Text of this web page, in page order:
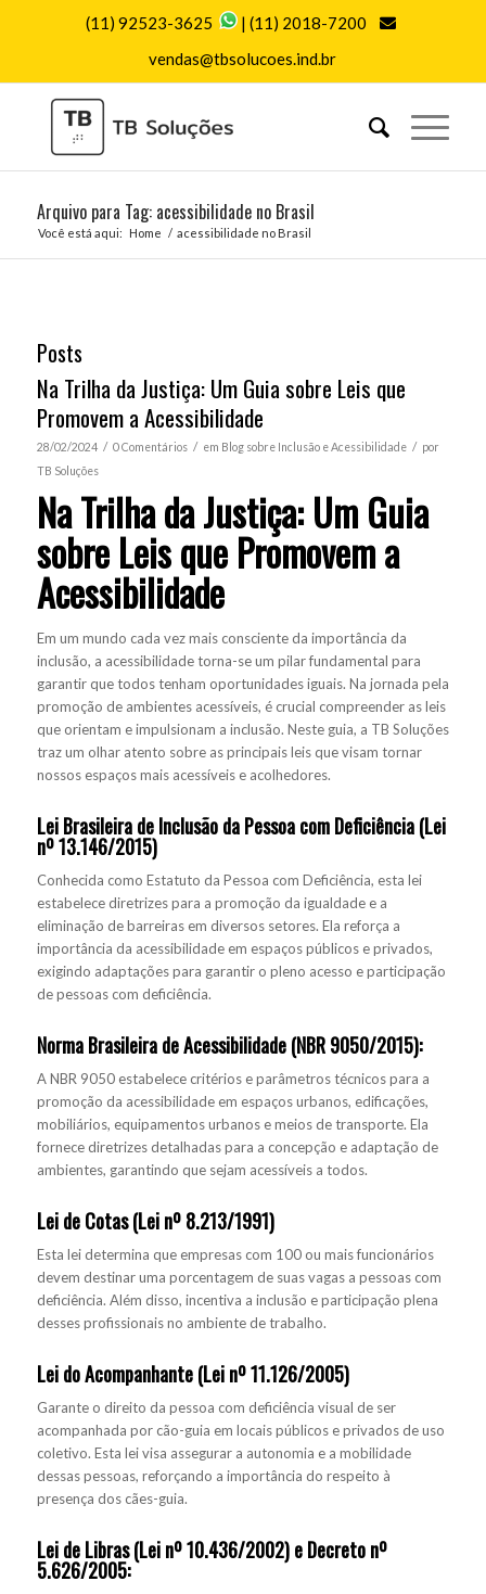
(11) 92523-3625 |(11) 2018-7200
vendas@tbsolucoes.ind.br
Arquivo para Tag: acessibilidade no Brasil
Você está aqui: Home / acessibilidade no Brasil
Posts
Na Trilha da Justiça: Um Guia sobre Leis que
Promovem a Acessibilidade
28/02/2024 / 0 Comentários / em Blog sobre Inclusão e Acessibilidade / por
TB Soluções
Na Trilha da Justiça: Um Guia
sobre Leis que Promovem a
Acessibilidade
Em um mundo cada vez mais consciente da importância da
inclusão, a acessibilidade torna-se um pilar fundamental para
garantir que todos tenham oportunidades iguais. Na jornada pela
promoção de ambientes acessíveis, é crucial compreender as leis
que orientam e impulsionam a inclusão. Neste guia, a TB Soluções
traz um olhar atento sobre as principais leis que visam tornar
nossos espaços mais acessíveis e acolhedores.
Lei Brasileira de Inclusão da Pessoa com Deficiência (Lei
nº 13.146/2015)
Conhecida como Estatuto da Pessoa com Deficiência, esta lei
estabelece diretrizes para a promoção da igualdade e a
eliminação de barreiras em diversos setores. Ela reforça a
importância da acessibilidade em espaços públicos e privados,
exigindo adaptações para garantir o pleno acesso e participação
de pessoas com deficiência.
Norma Brasileira de Acessibilidade (NBR 9050/2015):
A NBR 9050 estabelece critérios e parâmetros técnicos para a
promoção da acessibilidade em espaços urbanos, edificações,
mobiliários, equipamentos urbanos e meios de transporte. Ela
fornece diretrizes detalhadas para a concepção e adaptação de
ambientes, garantindo que sejam acessíveis a todos.
Lei de Cotas (Lei nº 8.213/1991)
Esta lei determina que empresas com 100 ou mais funcionários
devem destinar uma porcentagem de suas vagas a pessoas com
deficiência. Além disso, incentiva a inclusão e participação plena
desses profissionais no ambiente de trabalho.
Lei do Acompanhante (Lei nº 11.126/2005)
Garante o direito da pessoa com deficiência visual de ser
acompanhada por cão-guia em locais públicos e privados de uso
coletivo. Esta lei visa assegurar a autonomia e a mobilidade
dessas pessoas, reforçando a importância do respeito à
presença dos cães-guia.
Lei de Libras (Lei nº 10.436/2002) e Decreto nº
5.626/2005: